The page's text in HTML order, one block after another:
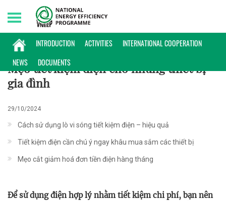
INTRODUCTION ACTIVITIES
INTERNATIONAL COOPERATION
NEWS
DOCUMENTS
Saturday, 08/08/2026 | 11:20 GMT+7
MẸO HỮU ÍCH
Mẹo tiết kiệm điện cho những thiết bị
gia đình
29/10/2024
Cách sử dụng lò vi sóng tiết kiệm điện – hiệu quả
Tiết kiệm điện cần chú ý ngay khâu mua sắm các thiết bị
Mẹo cắt giảm hoá đơn tiền điện hàng tháng
Để sử dụng điện hợp lý nhằm tiết kiệm chi phí, bạn nên